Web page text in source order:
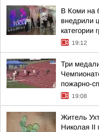
В Коми на
внедрили
категории
19:12
Три
пожарно-
19:08
Житель
Николая II